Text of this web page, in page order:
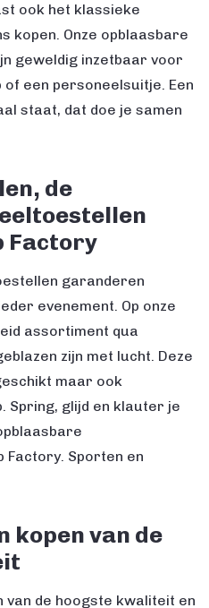
ook het klassieke
kopen. Onze opblaasbare
geweldig inzetbaar voor
een personeelsuitje. Een
staat, dat doe je samen
de
Factory
garanderen
evenement. Op onze
assortiment qua
zijn met lucht. Deze
maar ook
Spring, glijd en klauter je
Sporten en
kopen van de
de hoogste kwaliteit en